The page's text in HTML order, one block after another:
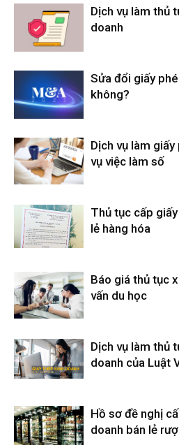
Dịch vụ làm thủ
doanh
Sửa đổi giấy
không?
Dịch vụ làm
vụ việc làm số
Thủ tục cấp
lẻ hàng hóa
Báo giá thủ tục
vấn du học
Dịch vụ làm thủ
doanh của Luật
Hồ sơ đề nghị
doanh bán lẻ